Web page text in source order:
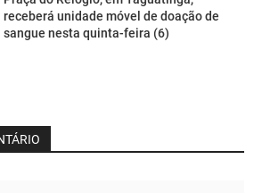
receberá unidade móvel de doação de
sangue nesta quinta-feira (6)